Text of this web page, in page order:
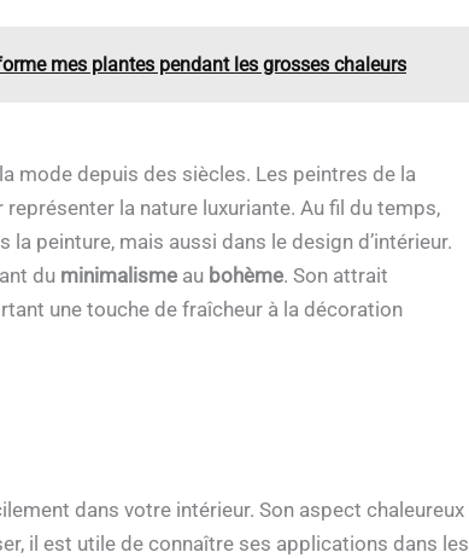
mes plantes pendant les grosses chaleurs
mode depuis des siècles. Les peintres de la
la nature luxuriante. Au fil du temps,
peinture, mais aussi dans le design d’intérieur.
du minimalisme au bohème. Son attrait
une touche de fraîcheur à la décoration
dans votre intérieur. Son aspect chaleureux
il est utile de connaître ses applications dans les